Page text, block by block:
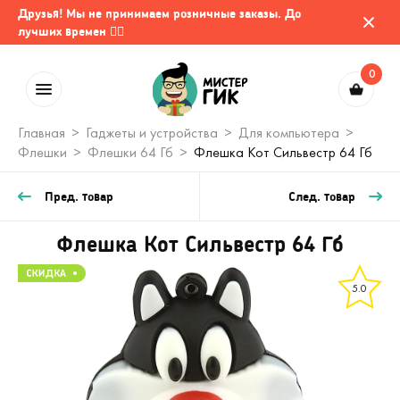
Друзья! Мы не принимаем розничные заказы. До
лучших времен 🤷‍♂️
0
Главная Гаджеты и устройства
Для компьютера
Флешки
Флешки 64 Гб Флешка Кот Сильвестр 64 Гб
Пред. товар След. товар
Флешка Кот Сильвестр 64 Гб
5.0